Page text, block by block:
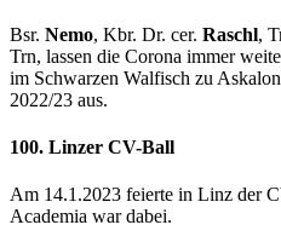
Bsr. Nemo, Kbr. Dr. cer. Raschl,
Trn, lassen die Corona immer
im Schwarzen Walfisch zu
2022/23 aus.
100. Linzer CV-Ball
Am 14.1.2023 feierte in Linz der
Academia war dabei.